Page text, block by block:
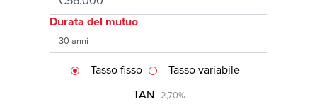
Durata del mutuo
TAN 2,70%
Tasso fisso Tasso variabile